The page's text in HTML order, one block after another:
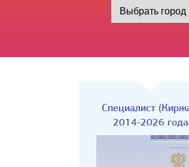
Специалист
2014-2026 года